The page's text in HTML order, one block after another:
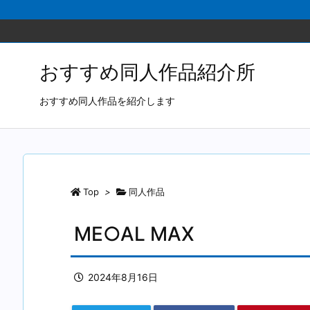
おすすめ同人作品紹介所
おすすめ同人作品を紹介します
Top > 同人作品
ME○AL MAX
2024年8月16日